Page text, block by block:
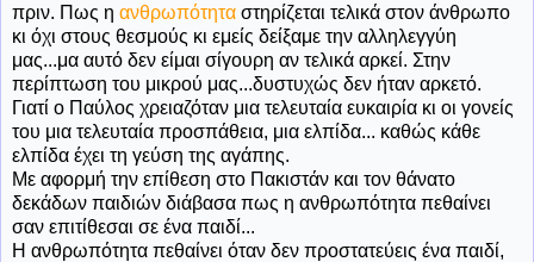
πριν. Πως η ανθρωπότητα στηρίζεται τελικά στον άνθρωπο
κι όχι στους θεσμούς κι εμείς δείξαμε την αλληλεγγύη
μας...μα αυτό δεν είμαι σίγουρη αν τελικά αρκεί. Στην
περίπτωση του μικρού μας...δυστυχώς δεν ήταν αρκετό.
Γιατί ο Παύλος χρειαζόταν μια τελευταία ευκαιρία κι οι γονείς
του μια τελευταία προσπάθεια, μια ελπίδα... καθώς κάθε
ελπίδα έχει τη γεύση της αγάπης.
Με αφορμή την επίθεση στο Πακιστάν και τον θάνατο
δεκάδων παιδιών διάβασα πως η ανθρωπότητα πεθαίνει
σαν επιτίθεσαι σε ένα παιδί...
Η ανθρωπότητα πεθαίνει όταν δεν προστατεύεις ένα παιδί,